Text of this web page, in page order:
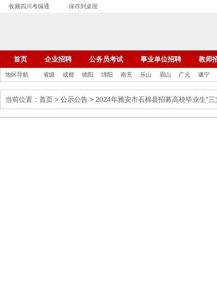
收藏四川考编通 保存到桌面
首页 企业招聘 公务员考试 事业单位招聘 教师
地区导航 省级 成都 德阳 绵阳 南充 乐山 眉山 广元 遂宁
当前位置： 首页 > 公示公告 > 2024年雅安市石棉县招募高校毕业生“